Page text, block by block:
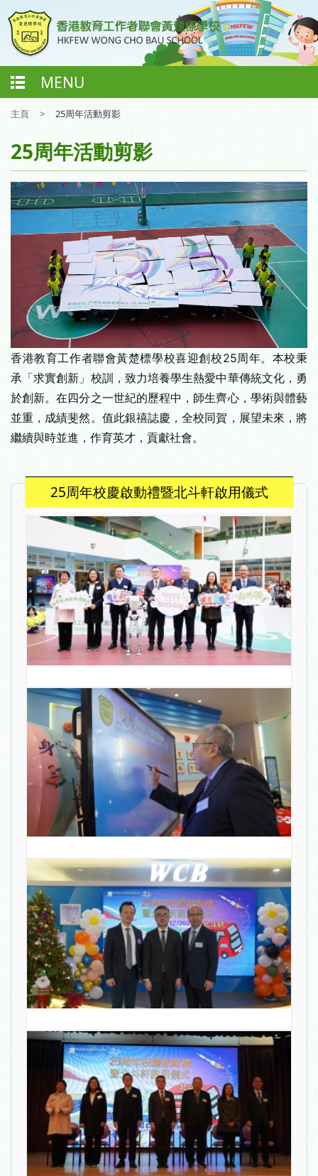
MENU
主頁 > 25周年活動剪影
25周年活動剪影
香港教育工作者聯會黃楚標學校喜迎創校25周年。本校秉
承「求實創新」校訓，致力培養學生熱愛中華傳統文化，勇
於創新。在四分之一世紀的歷程中，師生齊心，學術與體藝
並重，成績斐然。值此銀禧誌慶，全校同賀，展望未來，將
繼續與時並進，作育英才，貢獻社會。
25周年校慶啟動禮暨北斗軒啟用儀式